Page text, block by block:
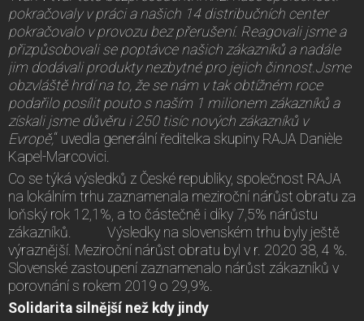
pokračovaly v práci a našich 14 distribučních center
pokračovalo v provozu bez přerušení. Reagovali jsme a
přizpůsobovali se poptávce našich zákazníků a nadále
jim dodávali produkty nezbytné pro jejich činnost.Jsme
obzvláště hrdí na to, že se nám v tak obtížném roce
podařilo posílit pouto s naším 1 milionem zákazníků a
získali jsme důvěru i 250 tisíc nových zákazníků v
Evropě,“ uvedla generální ředitelka skupiny RAJA Danièle
Kapel-Marcovici.
Co se týká výsledků z České republiky, společnost RAJA
na lokálním trhu zaznamenala meziroční nárůst obratu za
loňský rok 12,1%, a to částečně i díky 7,5% nárůstu
zákazníků. Výsledky na slovenském trhu byly ještě
výraznější. Meziroční nárůst obratu byl v r. 2020 38, 4 %.
Slovenské zastoupení zaznamenalo nárůst zákazníků v
porovnání s rokem 2019 o 29,9%.
Solidarita silnější než kdy jindy